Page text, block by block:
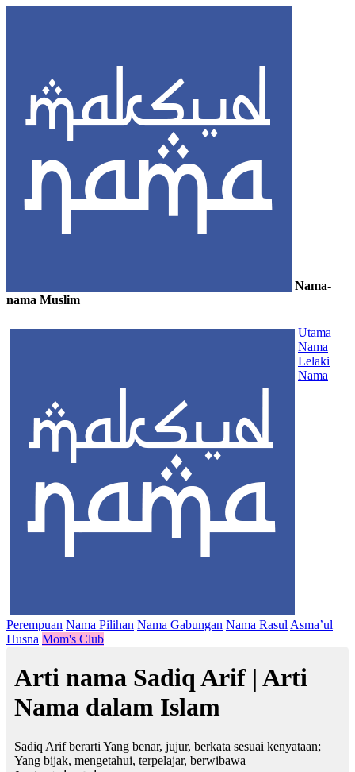
Nama-
nama Muslim
Utama
Nama
Lelaki
Nama
Perempuan Nama Pilihan Nama Gabungan Nama Rasul Asma’ul
Husna Mom's Club
Arti nama Sadiq Arif | Arti
Nama dalam Islam
Sadiq Arif berarti Yang benar, jujur, berkata sesuai kenyataan;
Yang bijak, mengetahui, terpelajar, berwibawa